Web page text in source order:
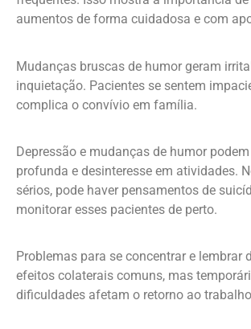
aumentos de forma cuidadosa e com
Mudanças bruscas de humor geram
inquietação. Pacientes se sentem
complica o convívio em família.
Depressão e mudanças de humor
profunda e desinteresse em atividades.
sérios, pode haver pensamentos de
monitorar esses pacientes de perto.
Problemas para se concentrar e lembrar
efeitos colaterais comuns, mas
dificuldades afetam o retorno ao